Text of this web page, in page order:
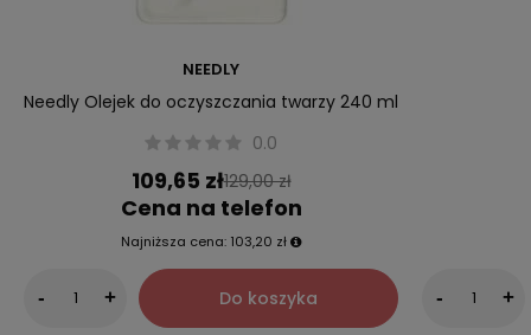
NEEDLY
Needly Olejek do oczyszczania twarzy 240 ml
0.0
109,65 zł129,00 zł
Cena na telefon
Najniższa cena: 103,20 zł
- + Do koszyka - +